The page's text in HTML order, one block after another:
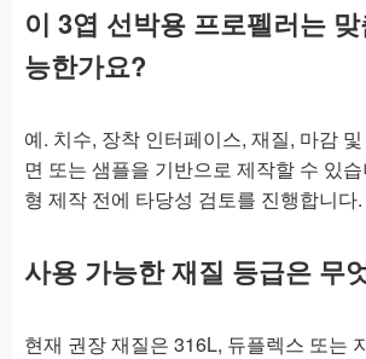
이 3엽 선박용 프로펠러는
능한가요?
예. 치수, 장착 인터페이스, 재질, 마감
면 또는 샘플을 기반으로 제작할 수 있
형 제작 전에 타당성 검토를 진행합니다.
사용 가능한 재질 등급은 무
현재 권장 재질은 316L, 듀플렉스 또는